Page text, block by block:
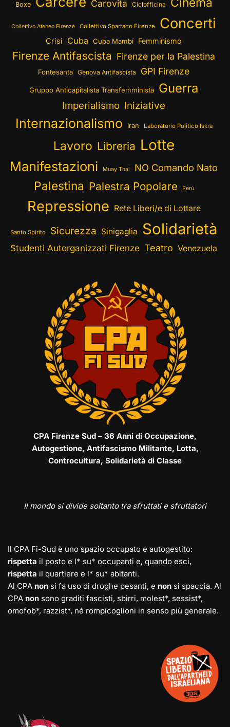
Boxe Carovita Ciclofficina
Collettivo Ateneo Firenze Collettivo Spartaco Firenze Concerti
Crisi Cuba Cuba Mambí Femminismo
Firenze Antifascista Firenze per la Palestina
Fontesanta Genova Antifascista GPI Firenze
Gruppo Anticapitalista Transfemminista Guerra
Imperialismo Iniziative
Internazionalismo Iran Laboratorio Politico Iskra
Lavoro Libreria Lotte
Manifestazioni Muay Thai NO Comando Nato
Palestina Palestra Popolare Perù
Repressione Rete Liberi/e di Lottare
Santo Spirito Sicurezza Sinigaglia Solidarietà
Studenti Autorganizzati Firenze Teatro Venezuela
CPA Firenze Sud – 36 Anni di Occupazione,
Autogestione, Antifascismo Militante, Lotta,
Controcultura, Solidarietà di Classe
Il mondo si divide soltanto tra sfruttati e sfruttatori
Il CPA Fi-Sud è uno spazio occupato e autogestito:
rispetta il posto e l* su* occupanti e, quando esci,
rispetta il quartiere e l* su* abitanti.
Al CPA non si fa uso di droghe pesanti, e non si spaccia. Al
CPA non sono graditi fascisti, sbirri, molest*, sessist*,
omofob*, razzist*, né rompicoglioni in senso più generale.